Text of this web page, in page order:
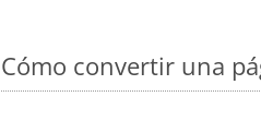
Cómo convertir una